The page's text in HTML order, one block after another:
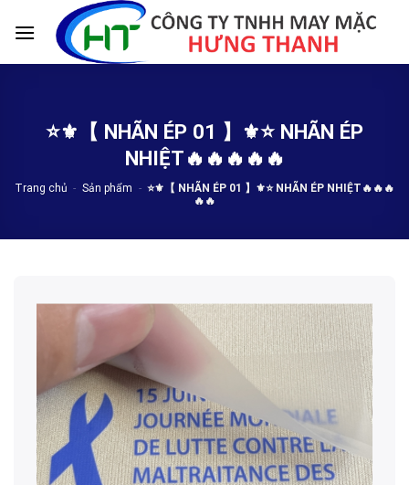
⭐️⚜️【 NHÃN ÉP 01 】⚜️⭐️ NHÃN ÉP
NHIỆT🔥🔥🔥🔥🔥
Trang chủ - Sản phẩm - ⭐️⚜️【 NHÃN ÉP 01 】⚜️⭐️ NHÃN ÉP NHIỆT🔥🔥🔥
🔥🔥